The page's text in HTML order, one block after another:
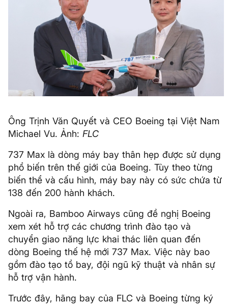
Ông Trịnh Văn Quyết và CEO Boeing tại Việt Nam
Michael Vu. Ảnh: FLC
737 Max là dòng máy bay thân hẹp được sử dụng
phổ biến trên thế giới của Boeing. Tùy theo từng
biến thể và cấu hình, máy bay này có sức chứa từ
138 đến 200 hành khách.
Ngoài ra, Bamboo Airways cũng đề nghị Boeing
xem xét hỗ trợ các chương trình đào tạo và
chuyển giao năng lực khai thác liên quan đến
dòng Boeing thế hệ mới 737 Max. Việc này bao
gồm đào tạo tổ bay, đội ngũ kỹ thuật và nhân sự
hỗ trợ vận hành.
Trước đây, hãng bay của FLC và Boeing từng ký